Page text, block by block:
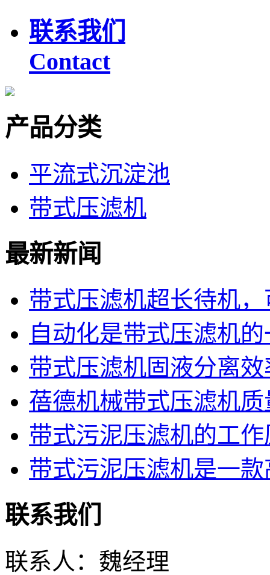
联系我们
Contact
产品分类
平流式沉淀池
带式压滤机
最新新闻
带式压滤机超长待机
自动化是带式压滤机
带式压滤机固液分离
蓓德机械带式压滤机
带式污泥压滤机的工
带式污泥压滤机是一
联系我们
联系人：魏经理